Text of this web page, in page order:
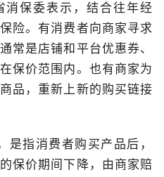
消保委表示，结合往年经
险。有消费者向商家寻求
常是店铺和平台优惠券、
保价范围内。也有商家为
品，重新上新的购买链接
是指消费者购买产品后，
保价期间下降，由商家赔